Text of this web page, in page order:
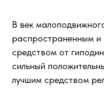
В век
распространенным
средством от
сильный
лучшим средством